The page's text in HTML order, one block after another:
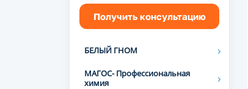
Получить консультацию
БЕЛЫЙ ГНОМ
МАГОС- Профессиональная
химия